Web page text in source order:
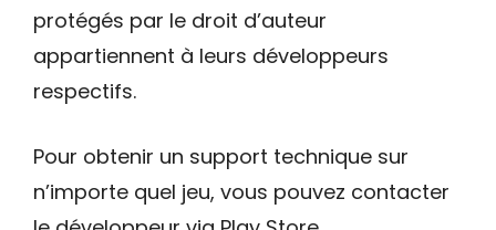
protégés par le droit d’auteur
appartiennent à leurs développeurs
respectifs.
Pour obtenir un support technique sur
n’importe quel jeu, vous pouvez contacter